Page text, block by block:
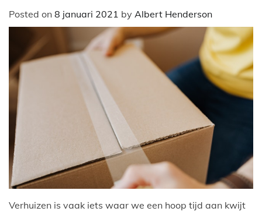
Posted on 8 januari 2021 by Albert Henderson
Verhuizen is vaak iets waar we een hoop tijd aan kwijt